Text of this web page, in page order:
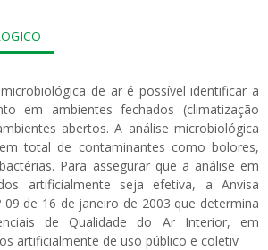
de ar é possível identificar a
em ambientes fechados (climatização
abertos. A análise microbiológica
total de contaminantes como bolores,
Para assegurar que a análise em
artificialmente seja efetiva, a Anvisa
09 de 16 de janeiro de 2003 que determina
de Qualidade do Ar Interior, em
artificialmente de uso público e coletiv